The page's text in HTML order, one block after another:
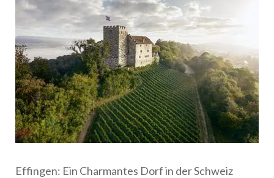
Effingen: Ein Charmantes Dorf in der Schweiz